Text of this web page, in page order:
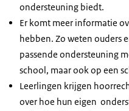
ondersteuning biedt.
Er komt meer informatie
hebben. Zo weten ouders
passende ondersteuning
school, maar ook op een
Leerlingen krijgen
over hoe hun eigen